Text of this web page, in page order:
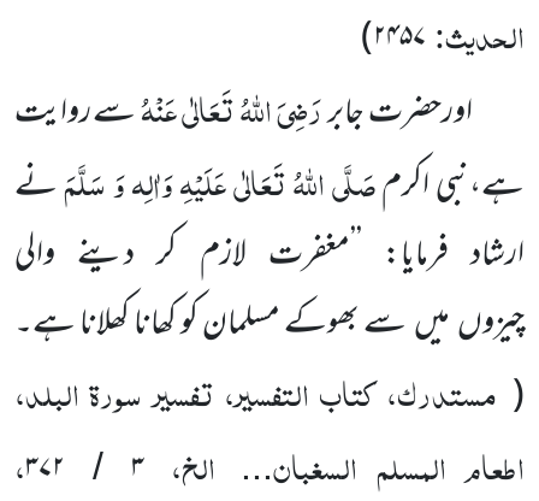
الحدیث:۲۴۵۷)
اورحضرت جابررَضِیَ اللّٰہُ تَعَالٰی عَنْہُسے روایت
ہے،نبی اکرمصَلَّی اللّٰہُ تَعَالٰی عَلَیْہِ وَاٰلِہ وَ سَلَّمَنے
ارشاد فرمایا: ’’مغفرت لازم کر دینے والی
چیزوں میں سے بھوکے مسلمان کو کھانا کھلانا ہے۔
( مستدرک، کتاب التفسیر، تفسیر سورۃ البلد،
اطعام المسلم السغبان... الخ، ۳ / ۳۷۲،